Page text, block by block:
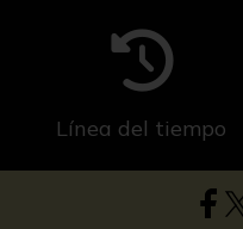
Línea del tiempo